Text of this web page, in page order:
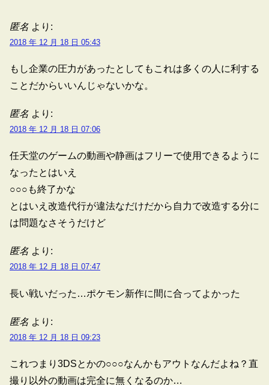
匿名 より:
2018 年 12 月 18 日 05:43
もし企業の圧力があったとしてもこれは多くの人に利する
ことだからいいんじゃないかな。
匿名 より:
2018 年 12 月 18 日 07:06
任天堂のゲームの動画や静画はフリーで使用できるように
なったとはいえ
○○○も終了かな
とはいえ改造代行が違法なだけだから自力で改造する分に
は問題なさそうだけど
匿名 より:
2018 年 12 月 18 日 07:47
長い戦いだった…ポケモン新作に間に合ってよかった
匿名 より:
2018 年 12 月 18 日 09:23
これつまり3DSとかの○○○なんかもアウトなんだよね？直
撮り以外の動画は完全に無くなるのか…